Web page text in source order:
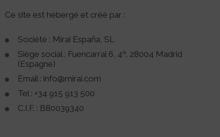
Ce site est hébergé et créé par :
Société : Mirai España, SL
Siège social : Fuencarral 6, 4º. 28004 Madrid
(Espagne)
Email : info@mirai.com
Tel : +34 915 913 500
C.I.F. : B80039340